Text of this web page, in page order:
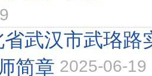
武汉市武珞路
简章 2025-06-19